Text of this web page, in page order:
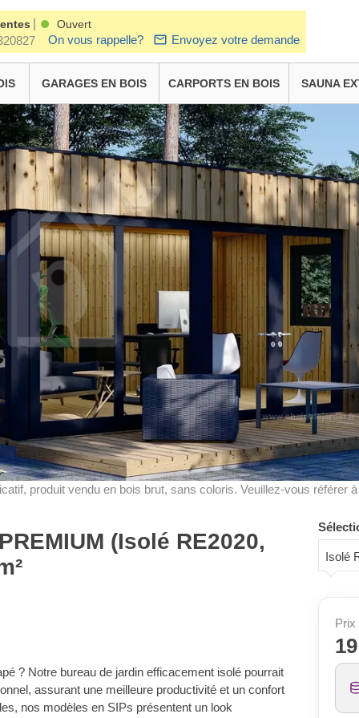
Ouvert
On vous rappelle? Envoyez votre demande
GARAGES EN BOIS CARPORTS EN BOIS SAUNA
produit vendu en bois brut, sans coloris. Veuillez-vous référer
(Isolé RE2020,
? Notre bureau de jardin efficacement isolé pourrait
assurant une meilleure productivité et un confort
nos modèles en SIPs présentent un look
Isolé
Prix